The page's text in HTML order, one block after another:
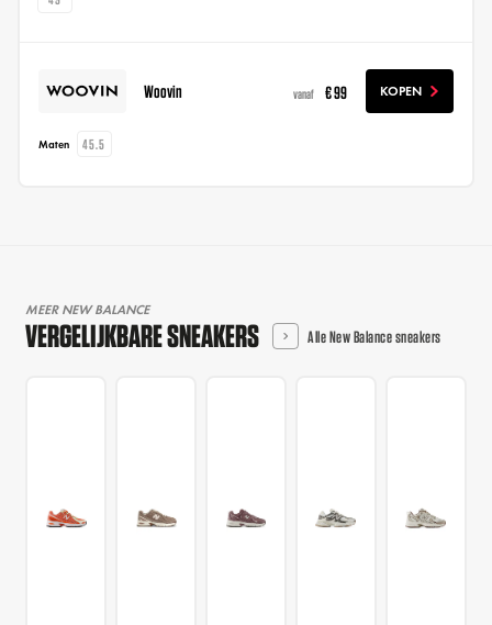
Woovin vanaf € 99 KOPEN
Maten 45.5
MEER NEW BALANCE
VERGELIJKBARE SNEAKERS Alle New Balance sneakers